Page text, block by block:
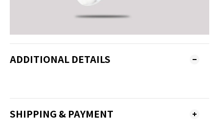
ADDITIONAL DETAILS
SHIPPING & PAYMENT